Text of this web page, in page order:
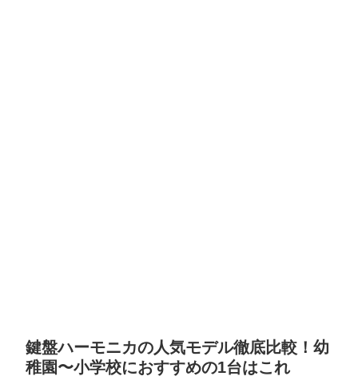
鍵盤ハーモニカの人気モデル徹底比較！幼
稚園〜小学校におすすめの1台はこれ